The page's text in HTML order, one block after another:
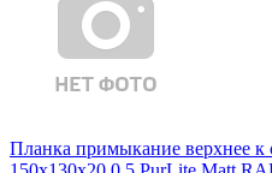
Планка примыкание верхнее к